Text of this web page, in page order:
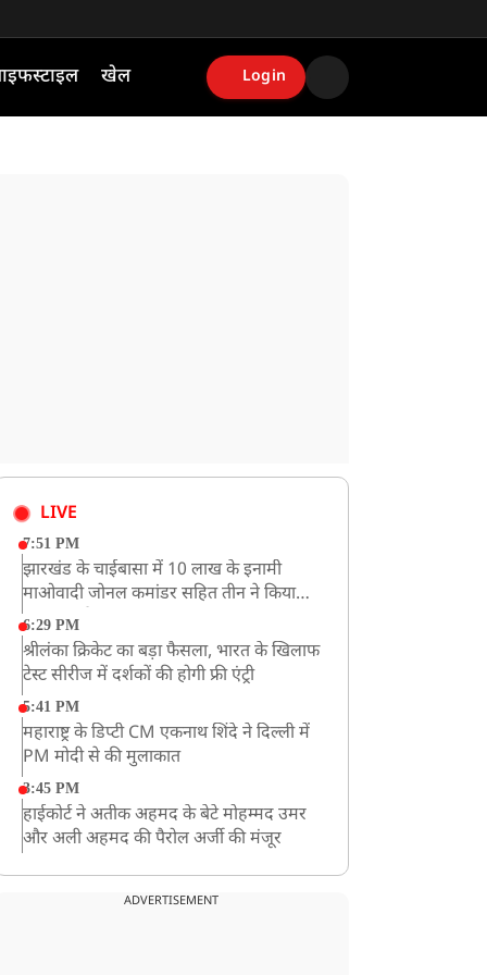
खेल Login
LIVE
7:51 PM
झारखंड के चाईबासा में 10 लाख के इनामी
माओवादी जोनल कमांडर सहित तीन ने किया
आत्मसमर्पण
6:29 PM
श्रीलंका क्रिकेट का बड़ा फैसला, भारत के खिलाफ
टेस्ट सीरीज में दर्शकों की होगी फ्री एंट्री
5:41 PM
महाराष्ट्र के डिप्टी CM एकनाथ शिंदे ने दिल्ली में
PM मोदी से की मुलाकात
3:45 PM
हाईकोर्ट ने अतीक अहमद के बेटे मोहम्मद उमर
और अली अहमद की पैरोल अर्जी की मंजूर
CM योगी का सपा पर हमला, कहा- वोट बैंक की
ADVERTISEMENT